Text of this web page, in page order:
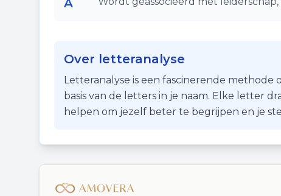
A
Over letteranalyse
Letteranalyse is een fascinerende
basis van de letters in je naam. Elke letter
helpen om jezelf beter te begrijpen en je